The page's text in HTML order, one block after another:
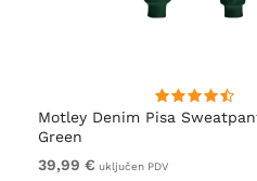
Motley Denim Pisa
Green
39,99 € uključen PDV